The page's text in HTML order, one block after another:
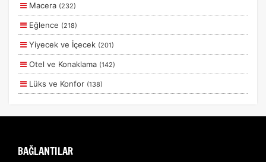
Otobüs Ile
Uçak Ile
Ekstralar Dahil
Macera (232)
Eğlence (218)
Yiyecek ve İçecek (201)
Otel ve Konaklama (142)
Lüks ve Konfor (138)
BAĞLANTILAR